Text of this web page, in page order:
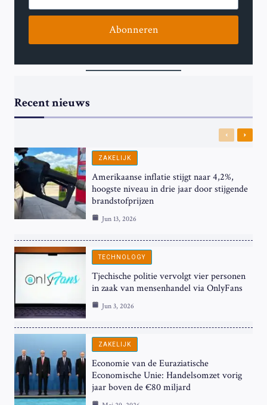
Abonneren
Recent nieuws
Previous
Next
ZAKELIJK
Amerikaanse inflatie stijgt naar 4,2%,
hoogste niveau in drie jaar door stijgende
brandstofprijzen
Jun 13, 2026
TECHNOLOGY
Tjechische politie vervolgt vier personen
in zaak van mensenhandel via OnlyFans
Jun 3, 2026
ZAKELIJK
Economie van de Euraziatische
Economische Unie: Handelsomzet vorig
jaar boven de €80 miljard